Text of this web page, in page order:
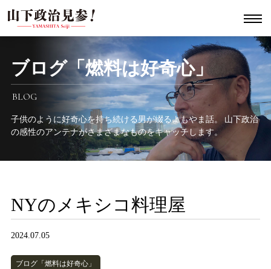
ブログ「燃料は好奇心」
BLOG
子供のように好奇心を持ち続ける男が綴るよもやま話。山下政治
の感性のアンテナがさまざまなものをキャッチします。
NYのメキシコ料理屋
2024.07.05
ブログ「燃料は好奇心」